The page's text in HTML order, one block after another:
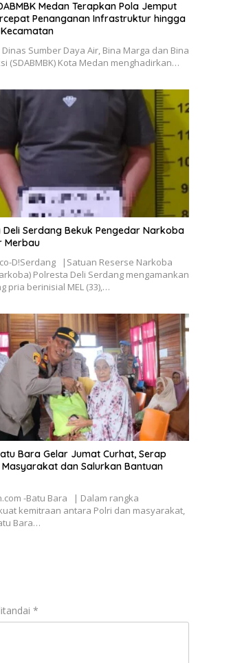
Medan Terapkan Pola Jemput
Penanganan Infrastruktur hingga
Dinas Sumber Daya Air, Bina Marga dan Bina
(SDABMBK) Kota Medan menghadirkan…
Deli Serdang Bekuk Pengedar Narkoba
Merbau
D!Serdang |Satuan Reserse Narkoba
Polresta Deli Serdang mengamankan
pria berinisial MEL (33),…
Bara Gelar Jumat Curhat, Serap
Masyarakat dan Salurkan Bantuan
-Batu Bara | Dalam rangka
kemitraan antara Polri dan masyarakat,
Bara…
*